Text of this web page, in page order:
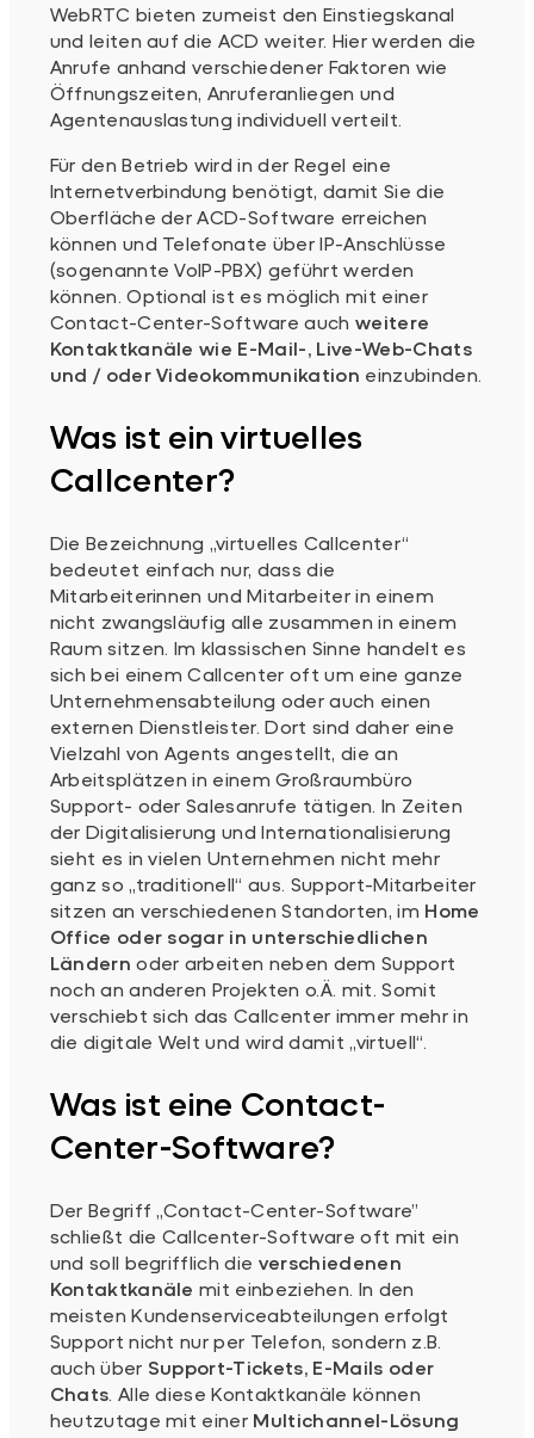
WebRTC bieten zumeist den Einstiegskanal
und leiten auf die ACD weiter. Hier werden die
Anrufe anhand verschiedener Faktoren wie
Öffnungszeiten, Anruferanliegen und
Agentenauslastung individuell verteilt.
Für den Betrieb wird in der Regel eine
Internetverbindung benötigt, damit Sie die
Oberfläche der ACD-Software erreichen
können und Telefonate über IP-Anschlüsse
(sogenannte VoIP-PBX) geführt werden
können. Optional ist es möglich mit einer
Contact-Center-Software auch weitere
Kontaktkanäle wie E-Mail-, Live-Web-Chats
und / oder Videokommunikation einzubinden.
Was ist ein virtuelles
Callcenter?
Die Bezeichnung „virtuelles Callcenter“
bedeutet einfach nur, dass die
Mitarbeiterinnen und Mitarbeiter in einem
nicht zwangsläufig alle zusammen in einem
Raum sitzen. Im klassischen Sinne handelt es
sich bei einem Callcenter oft um eine ganze
Unternehmensabteilung oder auch einen
externen Dienstleister. Dort sind daher eine
Vielzahl von Agents angestellt, die an
Arbeitsplätzen in einem Großraumbüro
Support- oder Salesanrufe tätigen. In Zeiten
der Digitalisierung und Internationalisierung
sieht es in vielen Unternehmen nicht mehr
ganz so „traditionell“ aus. Support-Mitarbeiter
sitzen an verschiedenen Standorten, im Home
Office oder sogar in unterschiedlichen
Ländern oder arbeiten neben dem Support
noch an anderen Projekten o.Ä. mit. Somit
verschiebt sich das Callcenter immer mehr in
die digitale Welt und wird damit „virtuell“.
Was ist eine Contact-
Center-Software?
Der Begriff „Contact-Center-Software”
schließt die Callcenter-Software oft mit ein
und soll begrifflich die verschiedenen
Kontaktkanäle mit einbeziehen. In den
meisten Kundenserviceabteilungen erfolgt
Support nicht nur per Telefon, sondern z.B.
auch über Support-Tickets, E-Mails oder
Chats . Alle diese Kontaktkanäle können
heutzutage mit einer Multichannel-Lösung